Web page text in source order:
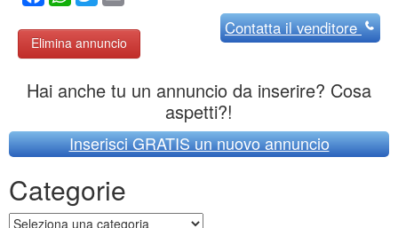
Elimina annuncio
Contattail venditore
Hai anche tu un annuncio da inserire? Cosa
aspetti?!
Inserisci GRATIS un nuovo annuncio
Categorie
Categorie